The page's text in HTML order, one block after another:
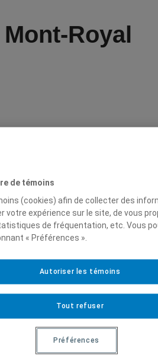
Royal
de témoins
(cookies) afin de collecter des
votre expérience sur le site, de vous
de fréquentation, etc. Vous
« Préférences ».
Tout refuser
Autoriser les témoins
Préférences